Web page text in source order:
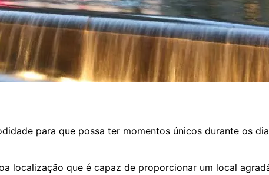
para que possa ter momentos únicos durante os
localização que é capaz de proporcionar um local